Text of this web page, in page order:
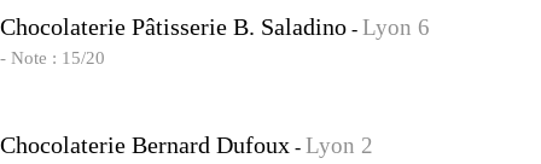
Chocolaterie Pâtisserie B. Saladino - Lyon 6
- Note : 15/20
Chocolaterie Bernard Dufoux - Lyon 2